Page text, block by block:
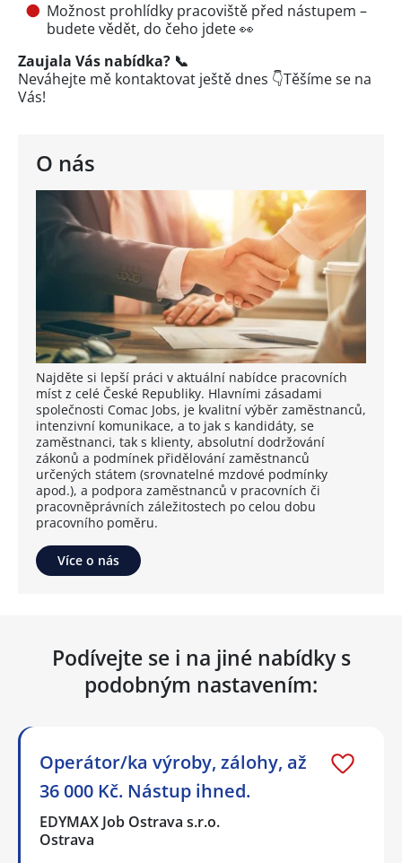
O nás
Najděte si lepší práci v aktuální nabídce pracovních
míst z celé České Republiky. Hlavními zásadami
společnosti Comac Jobs, je kvalitní výběr zaměstnanců,
intenzivní komunikace, a to jak s kandidáty, se
zaměstnanci, tak s klienty, absolutní dodržování
zákonů a podmínek přidělování zaměstnanců
určených státem (srovnatelné mzdové podmínky
apod.), a podpora zaměstnanců v pracovních či
pracovněprávních záležitostech po celou dobu
pracovního poměru.
Více o nás
Možnost prohlídky pracoviště před nástupem –
budete vědět, do čeho jdete 👀
Zaujala Vás nabídka? 📞
Neváhejte mě kontaktovat ještě dnes 👇Těšíme se na
Vás!
Podívejte se i na jiné nabídky s
podobným nastavením:
Operátor/ka výroby, zálohy, až
36 000 Kč. Nástup ihned.
EDYMAX Job Ostrava s.r.o.
Ostrava